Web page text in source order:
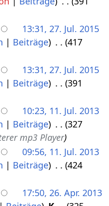
13:31, 27. Jul. 2015
Beiträge
417
13:31, 27. Jul. 2015
Beiträge
391
10:23, 11. Jul. 2013
Beiträge
327
mp3 Player
09:56, 11. Jul. 2013
Beiträge
424
17:50, 26. Apr. 2013